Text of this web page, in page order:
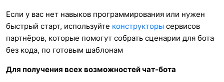
Если у вас нет навыков программирования или нужен
быстрый старт, используйте конструкторы сервисов
партнёров, которые помогут собрать сценарии для бота
без кода, по готовым шаблонам
Для получения всех возможностей чат-бота